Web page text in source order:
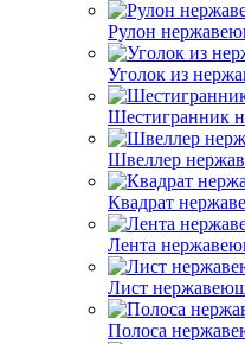
Рулон
Уголок из
Шестигранник
Швеллер
Квадрат
Лента
Лист
Полоса